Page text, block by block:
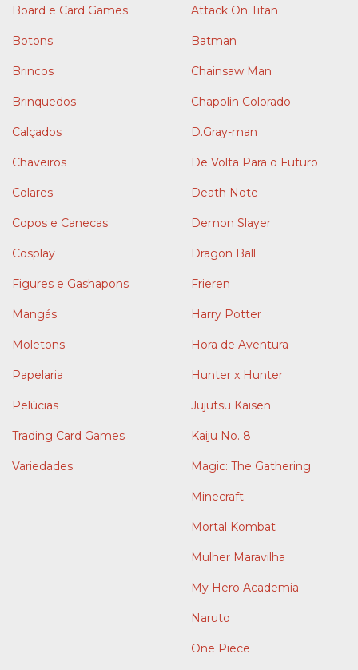
Board e Card Games
Botons
Brincos
Brinquedos
Calçados
Chaveiros
Colares
Copos e Canecas
Cosplay
Figures e Gashapons
Mangás
Moletons
Papelaria
Pelúcias
Trading Card Games
Variedades
Attack On Titan
Batman
Chainsaw Man
Chapolin Colorado
D.Gray-man
De Volta Para o Futuro
Death Note
Demon Slayer
Dragon Ball
Frieren
Harry Potter
Hora de Aventura
Hunter x Hunter
Jujutsu Kaisen
Kaiju No. 8
Magic: The Gathering
Minecraft
Mortal Kombat
Mulher Maravilha
My Hero Academia
Naruto
One Piece